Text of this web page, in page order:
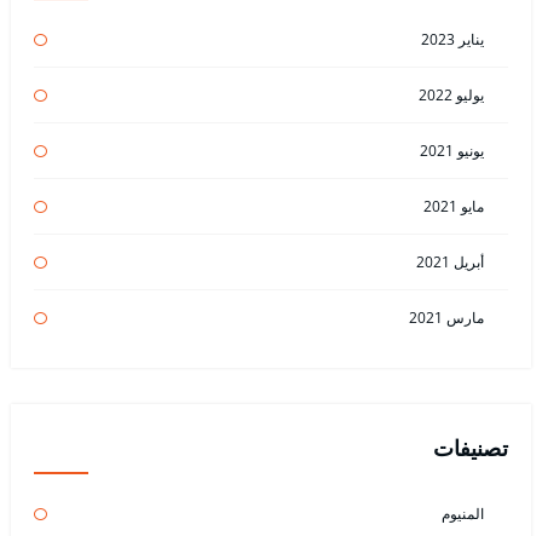
يناير 2023
يوليو 2022
يونيو 2021
مايو 2021
أبريل 2021
مارس 2021
تصنيفات
المنيوم